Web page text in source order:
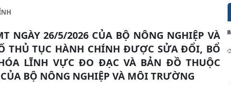
THỦ TỤC HÀNH CHÍNH ĐƯỢC SỬA ĐỔI, BỔ
LĨNH VỰC ĐO ĐẠC VÀ BẢN ĐỒ THUỘC
BỘ NÔNG NGHIỆP VÀ MÔI TRƯỜNG